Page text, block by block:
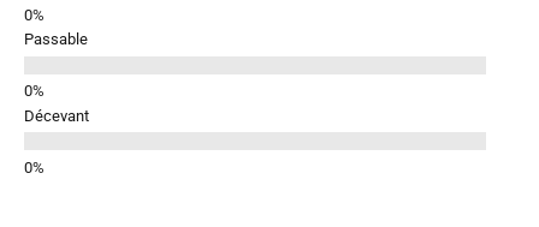
Passable
Décevant